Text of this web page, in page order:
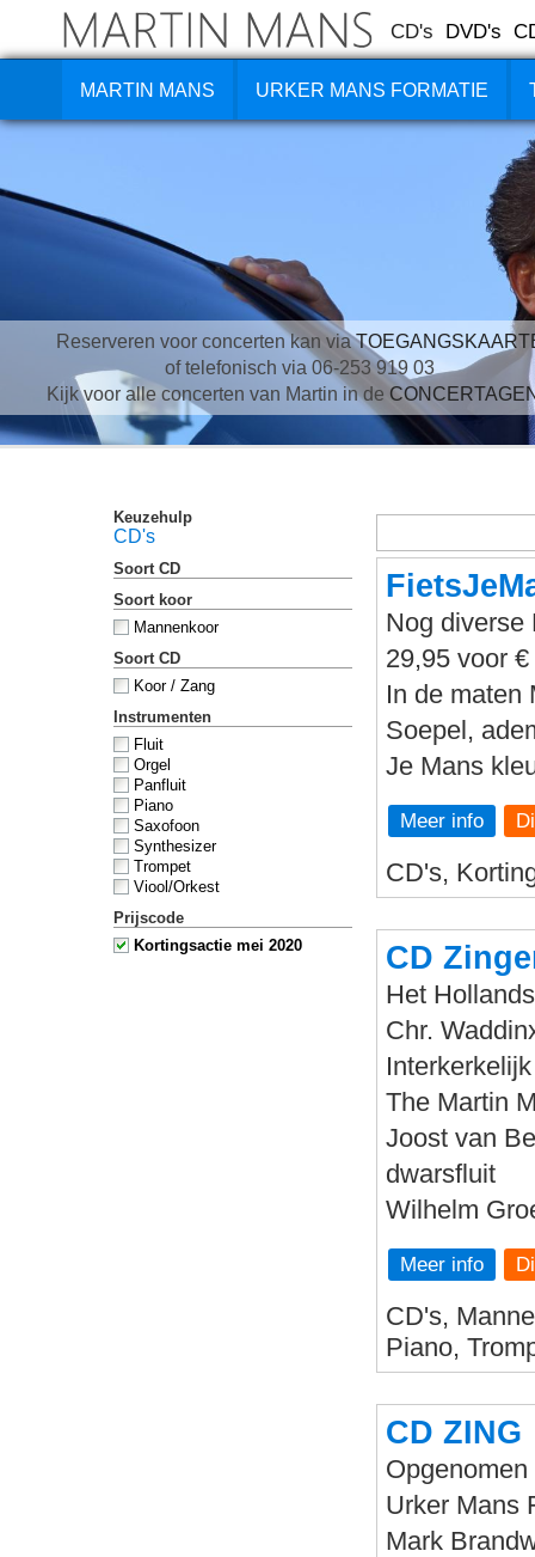
CD's DVD's
MARTIN MANS URKER MANS FORMATIE
Reserveren voor concerten kan via
of telefonisch via 06-253 919 03
Kijk voor alle concerten van Martin in de
Keuzehulp
CD's
Soort CD
Soort koor
Mannenkoor
Soort CD
Koor / Zang
Instrumenten
Fluit
Orgel
Panfluit
Piano
Saxofoon
Synthesizer
Trompet
Viool/Orkest
Prijscode
Kortingsactie mei 2020
Nog diverse
29,95 voor
In de maten
Soepel,
Je Mans
Meer info
CD's,
CD
Het
Chr.
The Martin
Joost van
dwarsfluit
Wilhelm
Meer info
CD's,
Piano,
CD ZING
Urker Mans
Mark